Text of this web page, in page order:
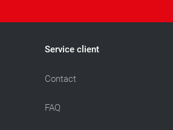
Service client
Contact
FAQ